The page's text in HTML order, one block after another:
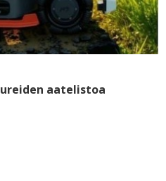
aatelistoa